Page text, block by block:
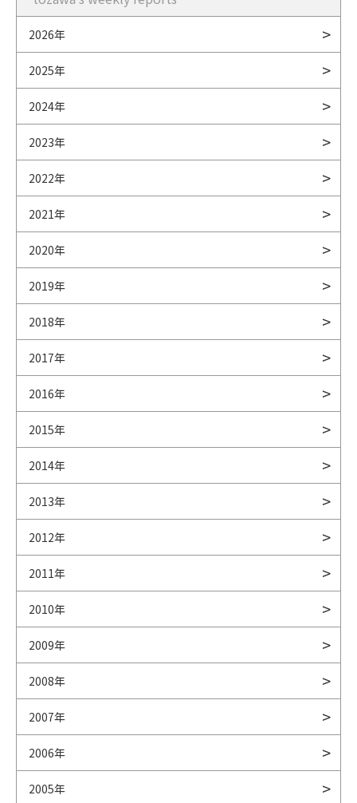
2026年
2025年
2024年
2023年
2022年
2021年
2020年
2019年
2018年
2017年
2016年
2015年
2014年
2013年
2012年
2011年
2010年
2009年
2008年
2007年
2006年
2005年